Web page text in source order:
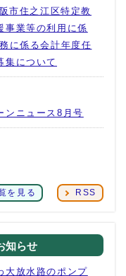
市住之江区特定教
事業等の利用に係
に係る会計年度任
集について
ンニュース8月号
を見る RSS
知らせ
放水路のポンプ